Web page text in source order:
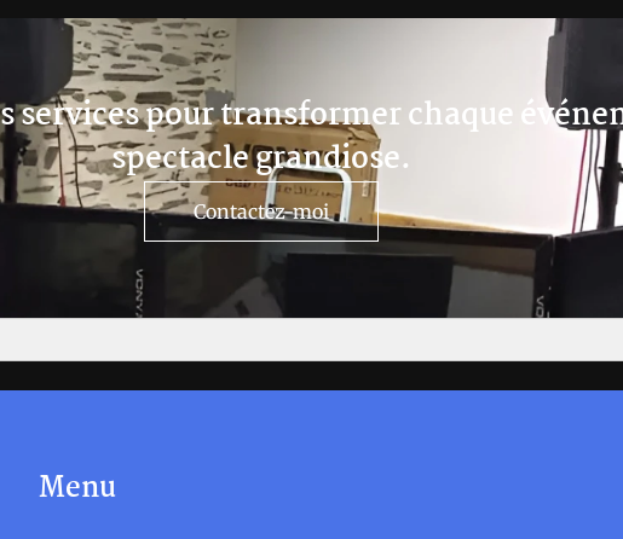
services pour transformer chaque
spectacle grandiose.
Contactez-moi
Menu